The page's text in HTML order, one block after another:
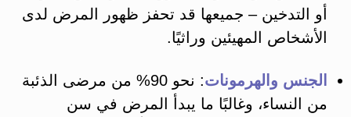
أو التدخين – جميعها قد تحفز ظهور المرض لدى
الأشخاص المهيئين وراثيًا​.
الجنس والهرمونات
: نحو 90% من مرضى الذئبة
من النساء، وغالبًا ما يبدأ المرض في سن